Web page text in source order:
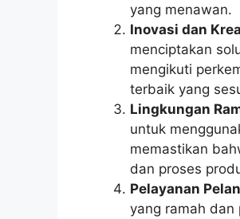
yang menawan.
Inovasi dan
menciptakan
mengikuti
terbaik yang
Lingkungan
untuk
memastikan
dan proses
Pelayanan
yang ramah dan